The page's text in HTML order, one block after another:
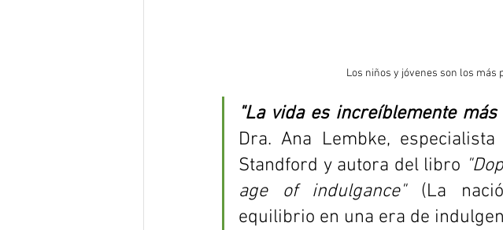
Los niños y jóvenes son los más
Dra. Ana Lembke,
Standford y autora del libro
age of indulgance" (La
equilibrio en una era de